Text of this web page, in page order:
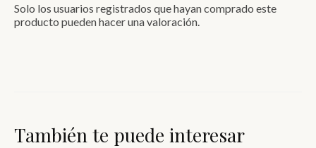
Solo los usuarios registrados que hayan comprado este
producto pueden hacer una valoración.
También te puede interesar